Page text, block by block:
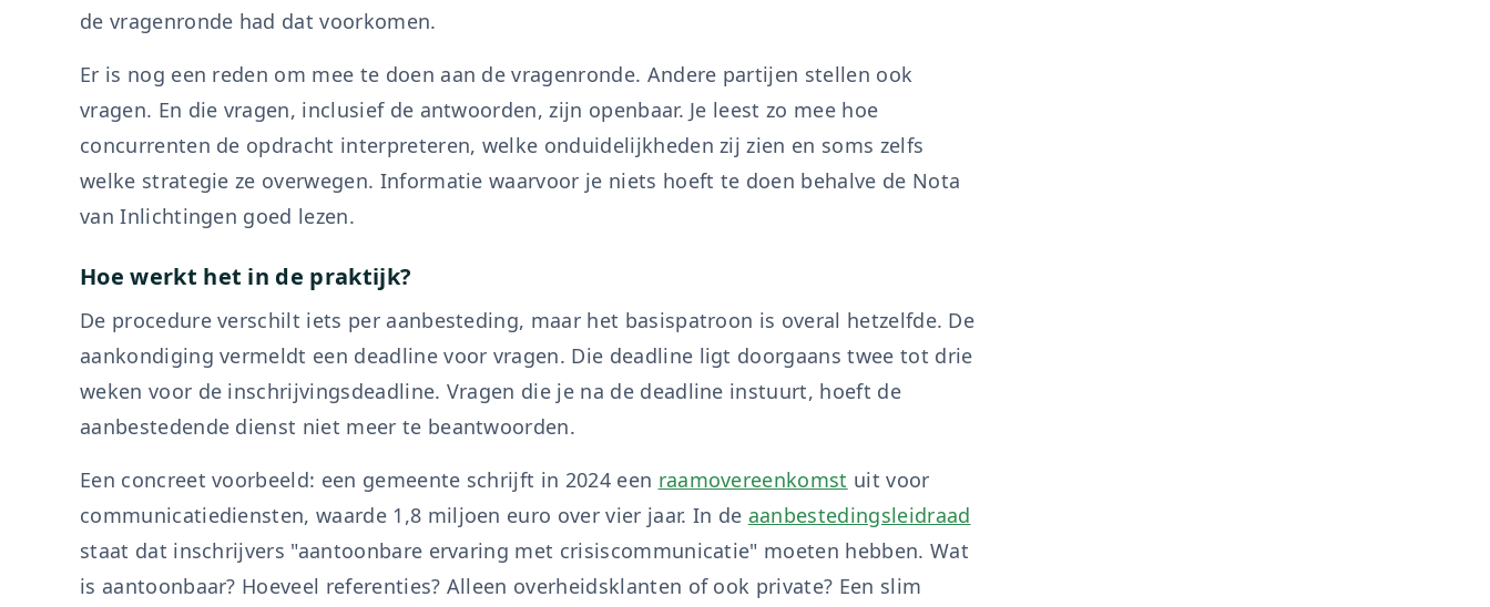
de vragenronde had dat voorkomen.
Er is nog een reden om mee te doen aan de vragenronde. Andere partijen stellen ook
vragen. En die vragen, inclusief de antwoorden, zijn openbaar. Je leest zo mee hoe
concurrenten de opdracht interpreteren, welke onduidelijkheden zij zien en soms zelfs
welke strategie ze overwegen. Informatie waarvoor je niets hoeft te doen behalve de Nota
van Inlichtingen goed lezen.
Hoe werkt het in de praktijk?
De procedure verschilt iets per aanbesteding, maar het basispatroon is overal hetzelfde. De
aankondiging vermeldt een deadline voor vragen. Die deadline ligt doorgaans twee tot drie
weken voor de inschrijvingsdeadline. Vragen die je na de deadline instuurt, hoeft de
aanbestedende dienst niet meer te beantwoorden.
Een concreet voorbeeld: een gemeente schrijft in 2024 een raamovereenkomst uit voor
communicatiediensten, waarde 1,8 miljoen euro over vier jaar. In de aanbestedingsleidraad
staat dat inschrijvers "aantoonbare ervaring met crisiscommunicatie" moeten hebben. Wat
is aantoonbaar? Hoeveel referenties? Alleen overheidsklanten of ook private? Een slim